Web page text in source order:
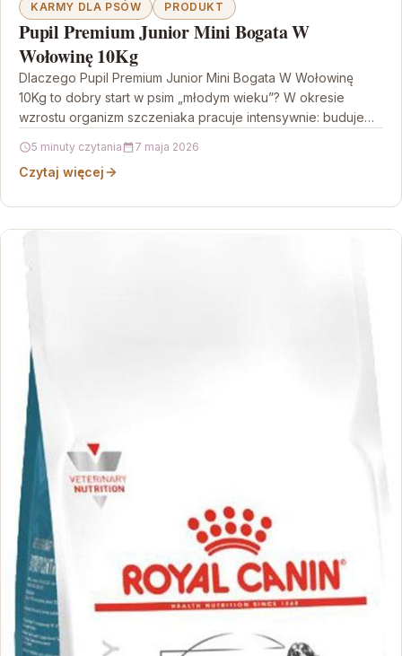
KARMY DLA PSÓW PRODUKT
Pupil Premium Junior Mini Bogata W
Wołowinę 10Kg
Dlaczego Pupil Premium Junior Mini Bogata W Wołowinę
10Kg to dobry start w psim „młodym wieku”? W okresie
wzrostu organizm szczeniaka pracuje intensywnie: buduje…
5 minuty czytania 7 maja 2026
Czytaj więcej